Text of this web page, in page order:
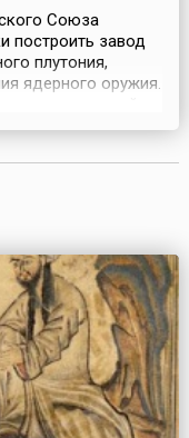
Союза
построить завод
плутония,
ядерного оружия.
НКВД СССР. В